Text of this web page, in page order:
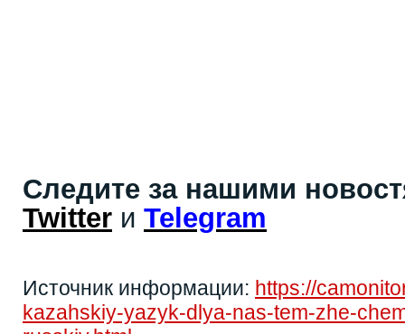
Следите за нашими
Twitter и Telegram
Источник информации: https://
kazahskiy-yazyk-dlya-nas-tem-zhe-